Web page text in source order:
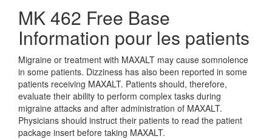
MK 462 Free Base
Information pour les patients
Migraine or treatment with MAXALT may cause somnolence
in some patients. Dizziness has also been reported in some
patients receiving MAXALT. Patients should, therefore,
evaluate their ability to perform complex tasks during
migraine attacks and after administration of MAXALT.
Physicians should instruct their patients to read the patient
package insert before taking MAXALT.